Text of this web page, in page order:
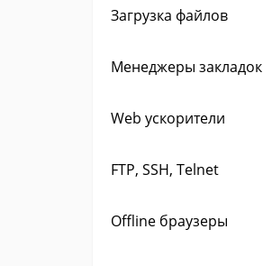
Загрузка файлов
Менеджеры закладок
Web ускорители
FTP, SSH, Telnet
Offline браузеры